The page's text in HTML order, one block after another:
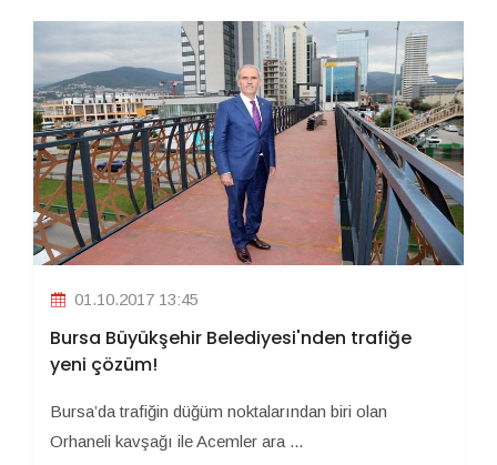
01.10.2017 13:45
Bursa Büyükşehir Belediyesi'nden trafiğe
yeni çözüm!
Bursa’da trafiğin düğüm noktalarından biri olan
Orhaneli kavşağı ile Acemler ara ...